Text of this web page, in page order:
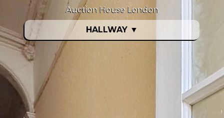
HALLWAY ▼
Auction House London